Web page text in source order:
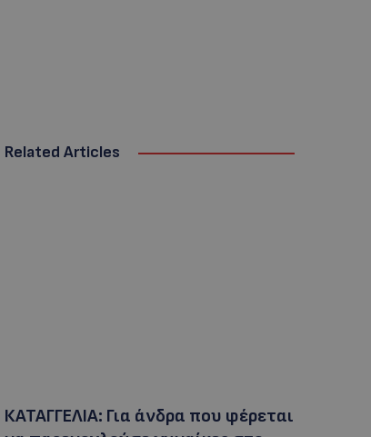
Related Articles
ΚΑΤΑΓΓΕΛΙΑ: Για άνδρα που φέρεται